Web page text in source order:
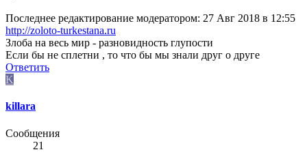
Последнее редактирование модератором: 27 Авг 2018 в 12:55
http://zoloto-turkestana.ru
Злоба на весь мир - разновидность глупости
Если бы не сплетни , то что бы мы знали друг о друге
Ответить
K
killara
Сообщения
21